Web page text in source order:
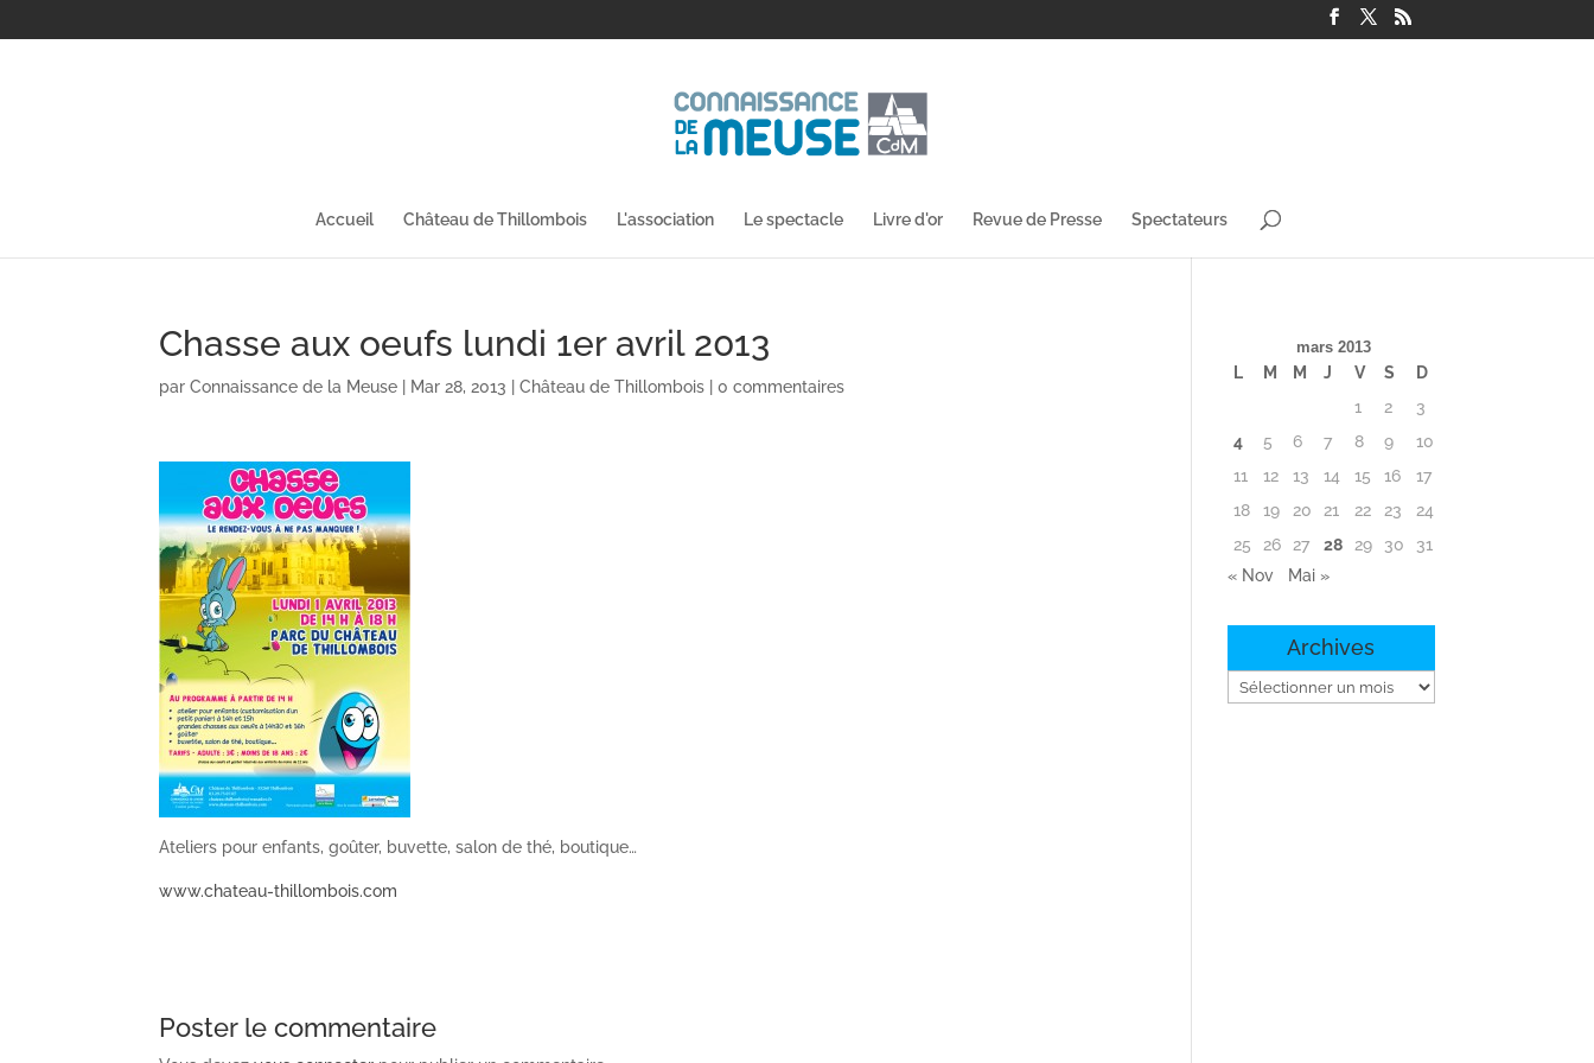
Accueil Château de Thillombois L'association Le spectacle Livre d'or Revue de Presse Spectateurs
Chasse aux oeufs lundi 1er avril 2013
parConnaissance de la Meuse | Mar 28, 2013 |Château de Thillombois |0 commentaires
Ateliers pour enfants, goûter, buvette, salon de thé, boutique…
www.chateau-thillombois.com
Poster le commentaire
mars 2013
L M M J V S
D
1
2
3
4
5 6 7 8 9
10
11
12 13 14 15 16
17
18
19 20 21 22 23
24
25
26 27 28 29 30
31
« Nov
Mai »
Archives
Archives